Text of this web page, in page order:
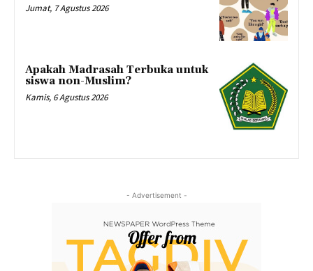
Jumat, 7 Agustus 2026
Apakah Madrasah Terbuka untuk
siswa non-Muslim?
Kamis, 6 Agustus 2026
- Advertisement -